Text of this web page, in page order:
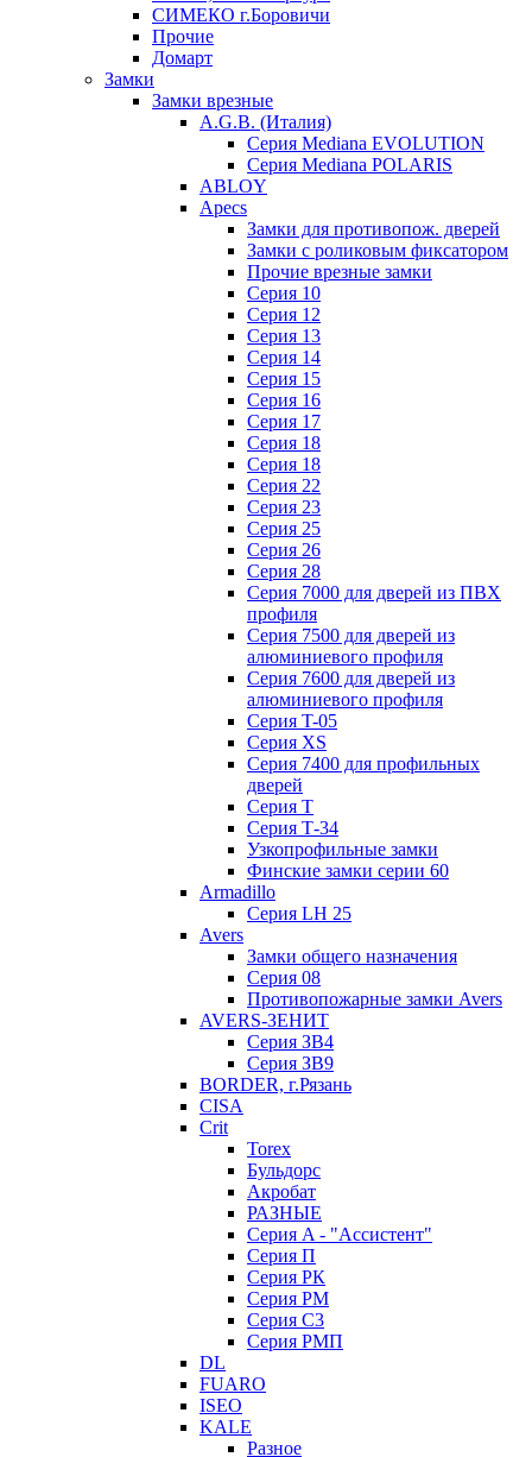
СИМЕКО г.Боровичи
Прочие
Домарт
Замки
Замки врезные
A.G.B. (Италия)
Серия Mediana EVOLUTION
Серия Mediana POLARIS
ABLOY
Apecs
Замки для противопож. дверей
Замки с роликовым фиксатором
Прочие врезные замки
Серия 10
Серия 12
Серия 13
Серия 14
Серия 15
Серия 16
Серия 17
Серия 18
Серия 18
Серия 22
Серия 23
Серия 25
Серия 26
Серия 28
Серия 7000 для дверей из ПВХ
профиля
Серия 7500 для дверей из
алюминиевого профиля
Серия 7600 для дверей из
алюминиевого профиля
Серия T-05
Серия XS
Серия 7400 для профильных
дверей
Серия Т
Серия Т-34
Узкопрофильные замки
Финские замки серии 60
Armadillo
Серия LH 25
Avers
Замки общего назначения
Серия 08
Противопожарные замки Avers
AVERS-ЗЕНИТ
Серия ЗВ4
Серия ЗВ9
BORDER, г.Рязань
CISA
Crit
Torex
Бульдорс
Акробат
РАЗНЫЕ
Серия A - "Ассистент"
Серия П
Серия РК
Серия РМ
Серия С3
Серия РМП
DL
FUARO
ISEO
KALE
Разное